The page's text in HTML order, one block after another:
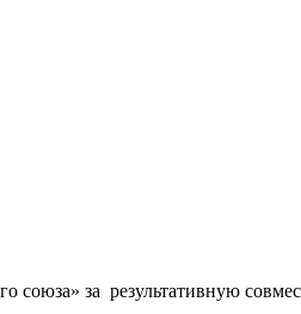
за результативную